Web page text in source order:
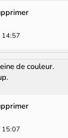
14:57
de couleur.
15:07